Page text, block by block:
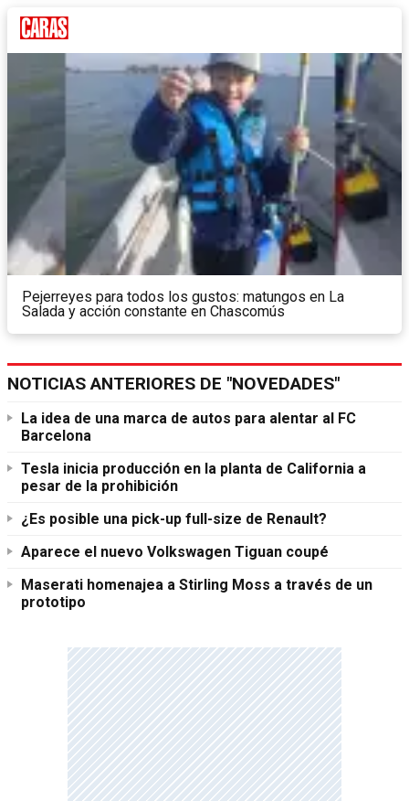
Pejerreyes para todos los gustos: matungos en La
Salada y acción constante en Chascomús
NOTICIAS ANTERIORES DE "NOVEDADES"
La idea de una marca de autos para alentar al FC
Barcelona
Tesla inicia producción en la planta de California a
pesar de la prohibición
¿Es posible una pick-up full-size de Renault?
Aparece el nuevo Volkswagen Tiguan coupé
Maserati homenajea a Stirling Moss a través de un
prototipo